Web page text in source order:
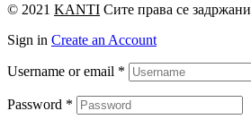
© 2021 KANTI Сите права се задржани
Sign in Create an Account
Username or email *
Password *